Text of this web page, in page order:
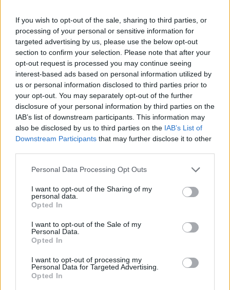
If you wish to opt-out of the sale, sharing to third parties, or
processing of your personal or sensitive information for
targeted advertising by us, please use the below opt-out
section to confirm your selection. Please note that after your
opt-out request is processed you may continue seeing
interest-based ads based on personal information utilized by
us or personal information disclosed to third parties prior to
your opt-out. You may separately opt-out of the further
disclosure of your personal information by third parties on the
IAB’s list of downstream participants. This information may
also be disclosed by us to third parties on the IAB’s List of
Downstream Participants that may further disclose it to other
Personal Data Processing Opt Outs
I want to opt-out of the Sharing of my
personal data.
Opted In
I want to opt-out of the Sale of my
Personal Data.
Opted In
I want to opt-out of processing my
Personal Data for Targeted Advertising.
Opted In